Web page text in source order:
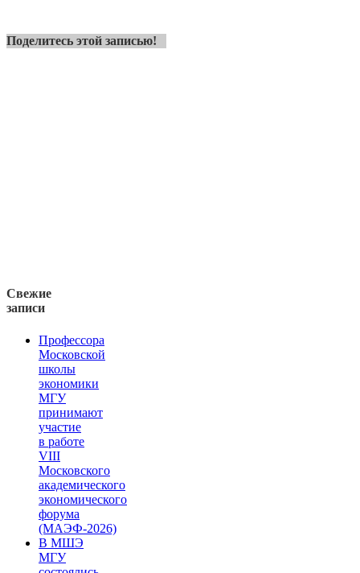
Поделитесь этой записью!
Свежие
записи
Профессора
Московской
школы
экономики
МГУ
принимают
участие
в работе
VIII
Московского
академического
экономического
форума
(МАЭФ-2026)
В МШЭ
МГУ